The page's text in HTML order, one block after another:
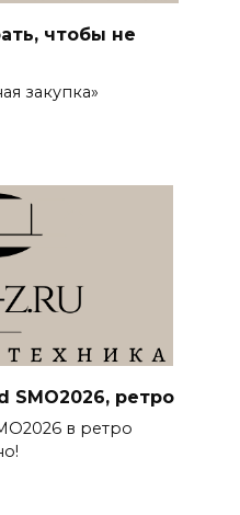
чтобы не
закупка»
SMO2026, ретро
в ретро